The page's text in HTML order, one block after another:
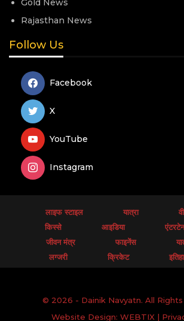
Gold News
Rajasthan News
Follow Us
Facebook
X
YouTube
Instagram
लाइफ स्टाइल यात्रा
किस्से
आइडिया
जीवन मंत्र
फाइनेंस
लग्जरी
क्रिकेट
© 2026 - Dainik Navyatn. All
Website Design: WEBTIX|